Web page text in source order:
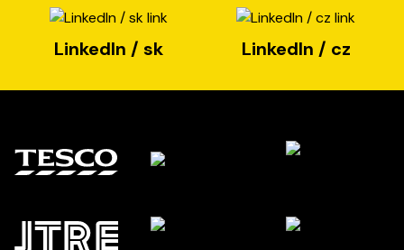
LinkedIn / sk LinkedIn / cz